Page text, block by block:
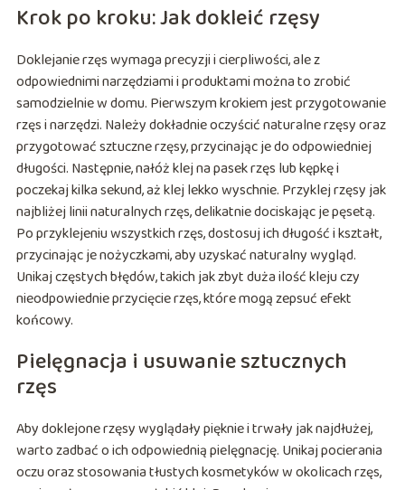
Krok po kroku: Jak dokleić rzęsy
Doklejanie rzęs wymaga precyzji i cierpliwości, ale z
odpowiednimi narzędziami i produktami można to zrobić
samodzielnie w domu. Pierwszym krokiem jest przygotowanie
rzęs i narzędzi. Należy dokładnie oczyścić naturalne rzęsy oraz
przygotować sztuczne rzęsy, przycinając je do odpowiedniej
długości. Następnie, nałóż klej na pasek rzęs lub kępkę i
poczekaj kilka sekund, aż klej lekko wyschnie. Przyklej rzęsy jak
najbliżej linii naturalnych rzęs, delikatnie dociskając je pęsetą.
Po przyklejeniu wszystkich rzęs, dostosuj ich długość i kształt,
przycinając je nożyczkami, aby uzyskać naturalny wygląd.
Unikaj częstych błędów, takich jak zbyt duża ilość kleju czy
nieodpowiednie przycięcie rzęs, które mogą zepsuć efekt
końcowy.
Pielęgnacja i usuwanie sztucznych
rzęs
Aby doklejone rzęsy wyglądały pięknie i trwały jak najdłużej,
warto zadbać o ich odpowiednią pielęgnację. Unikaj pocierania
oczu oraz stosowania tłustych kosmetyków w okolicach rzęs,